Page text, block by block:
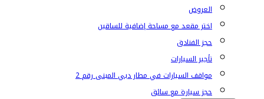
العروض
اختر مقعد مع مساحة إضافية للساقين
حجز الفنادق
تأجير السيارات
مواقف السيارات في مطار دبي المبنى رقم 2
حجز سيارة مع سائق